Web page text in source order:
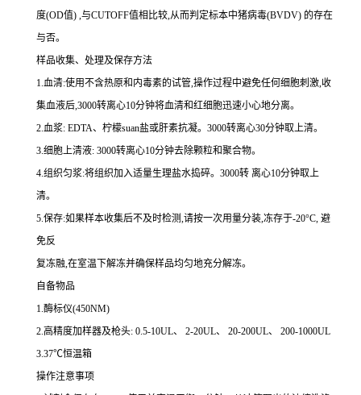
度(OD值) ,与CUTOFF值相比较,从而判定标本中猪病毒(BVDV) 的存在
与否。
样品收集、处理及保存方法
1.血清:使用不含热原和内毒素的试管,操作过程中避免任何细胞刺激,收
集血液后,3000转离心10分钟将血清和红细胞迅速小心地分离。
2.血浆: EDTA、柠檬suan盐或肝素抗凝。 3000转离心30分钟取上清。
3.细胞上清液: 3000转离心10分钟去除颗粒和聚合物。
4.组织匀浆:将组织加入适量生理盐水捣碎。 3000转 离心10分钟取上
清。
5.保存:如果样本收集后不及时检测,请按一次用量分装,冻存于-20°C, 避
免反
复冻融,在室温下解冻并确保样品均匀地充分解冻。
自备物品
1.酶标仪(450NM)
2.高精度加样器及枪头: 0.5-10UL、 2-20UL、 20-200UL、 200-1000UL
3.37℃恒温箱
操作注意事项